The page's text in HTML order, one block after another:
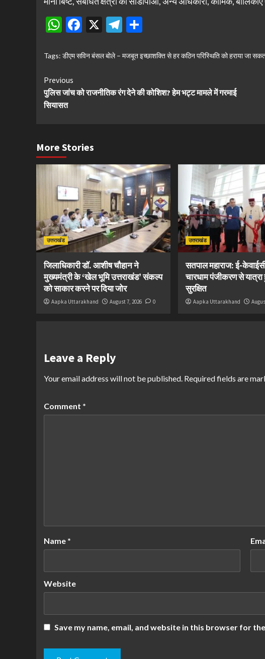
WhatsApp
Facebook
X Telegram
Tags: डीएम सविन बंसल बोले – मजबूत इच्छाशक्ति से हर कठिन परिस्थिति को हराया जा
Continue
Reading
Previous
पुलिस जांच को राजनीतिक रंग देने की कोशिश? हेम भट्ट मामले में गरमाई
सियासत
More Stories
उत्तराखंड
जिलाधिकारी डॉ. आशीष चौहान ने
मुख्यमंत्री के ‘खेल भूमि उत्तराखंड’ संकल्प
को साकार करने पर दिया जोर
Aapka Uttarakhand August 7, 2026 0
उत्तराखंड
सतपाल महाराज: ई-
चारधाम पंजीकरण से
सुरक्षित
Aapka Uttarakhand
Leave a Reply
Your email address will not be published. Required fields are
Comment *
Name *
Website
Save my name, email, and website in this browser for